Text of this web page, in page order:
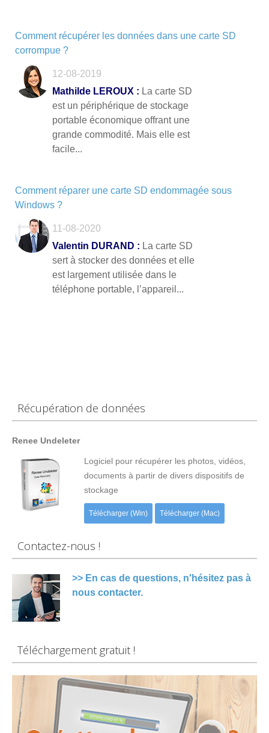
Comment récupérer les données dans une carte SD
corrompue ?
12-08-2019
Mathilde LEROUX : La carte SD
est un périphérique de stockage
portable économique offrant une
grande commodité. Mais elle est
facile...
Comment réparer une carte SD endommagée sous
Windows ?
11-08-2020
Valentin DURAND : La carte SD
sert à stocker des données et elle
est largement utilisée dans le
téléphone portable, l’appareil...
Récupération de données
Renee Undeleter
Logiciel pour récupérer les photos, vidéos,
documents à partir de divers dispositifs de
stockage
Télécharger (Win) Télécharger (Mac)
Contactez-nous !
>> En cas de questions, n'hésitez pas à
nous contacter.
Téléchargement gratuit !